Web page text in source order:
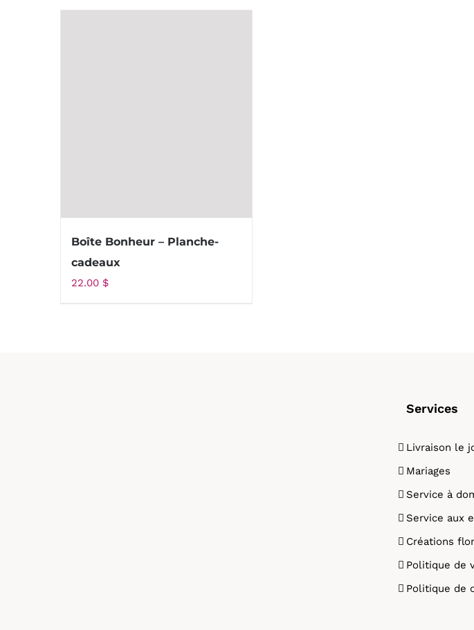
Boîte Bonheur – Planche-
cadeaux
22.00 $
Services
Livraison le
Mariages
Service à
Service aux
Créations
Politique de
Politique de